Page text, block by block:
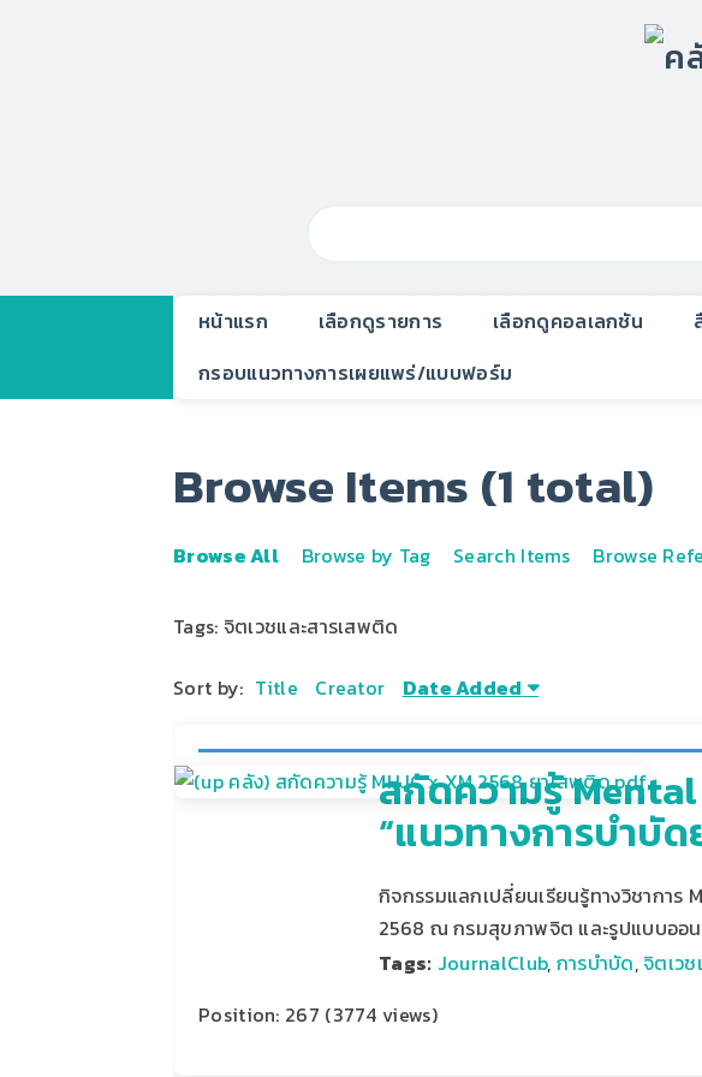
หน้าแรก เลือกดูรายการ เลือกดูคอลเลกชัน
กรอบแนวทางการเผยแพร่/แบบฟอร์ม
Browse Items (1 total)
Browse All Browse by Tag Search Items Browse
Tags: จิตเวชและสารเสพติด
Sort by: Title Creator Date Added
สกัดความรู้
“แนวทางการบำบั
กิจกรรมแลกเปลี่ยนเรียนรู้ทางวิชาการ
2568 ณ กรมสุขภาพจิต และรูปแบบออ
Tags: JournalClub, การบำบัด,จิตเว
Position: 267 (3774 views)